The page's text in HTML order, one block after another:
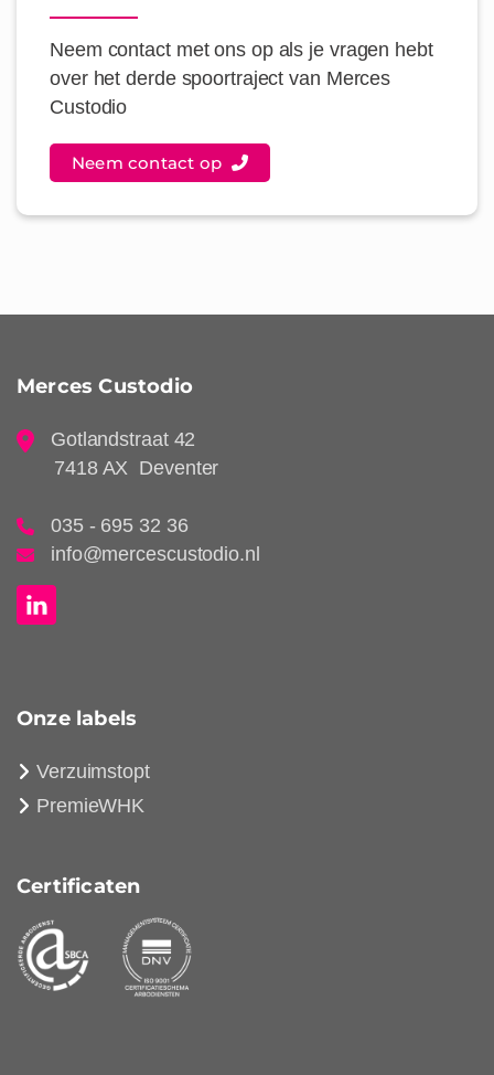
Neem contact met ons op als je vragen hebt
over het derde spoortraject van Merces
Custodio
Neem contact op
Merces Custodio
Gotlandstraat 42
7418 AX Deventer
035 - 695 32 36
info@mercescustodio.nl
Onze labels
Verzuimstopt
PremieWHK
Certificaten